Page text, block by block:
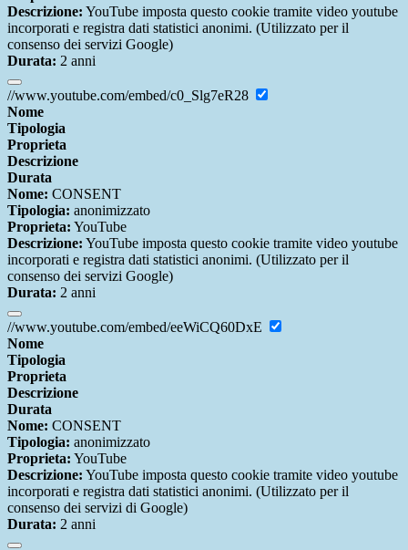
Descrizione: YouTube imposta questo cookie tramite video youtube
incorporati e registra dati statistici anonimi. (Utilizzato per il
consenso dei servizi Google)
Durata: 2 anni
//www.youtube.com/embed/c0_Slg7eR28
Nome
Tipologia
Proprieta
Descrizione
Durata
Nome: CONSENT
Tipologia: anonimizzato
Proprieta: YouTube
Descrizione: YouTube imposta questo cookie tramite video youtube
incorporati e registra dati statistici anonimi. (Utilizzato per il
consenso dei servizi Google)
Durata: 2 anni
//www.youtube.com/embed/eeWiCQ60DxE
Nome
Tipologia
Proprieta
Descrizione
Durata
Nome: CONSENT
Tipologia: anonimizzato
Proprieta: YouTube
Descrizione: YouTube imposta questo cookie tramite video youtube
incorporati e registra dati statistici anonimi. (Utilizzato per il
consenso dei servizi di Google)
Durata: 2 anni